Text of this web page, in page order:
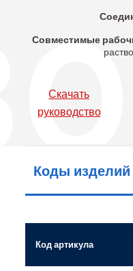
Совместимые
Скачать
руководство
Коды изделий
Код артикула